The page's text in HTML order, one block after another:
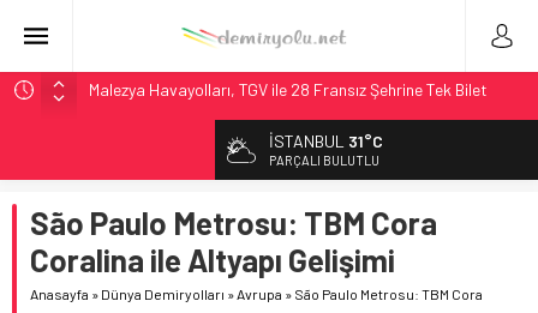
Malezya Havayolları, TGV ile 28 Fransız Şehrine Tek Bilet
ÖBB ve RFI’dan Brenner’da 15 Günlük Bakım: Tren Seferleri
NS, Temmuz 2026’dan İtibaren Koltukta Bagaja Kalıcı
Yasak, Ceza Yok
Madrid Atocha’da 56 Milyon Euro’luk Yenileme: Sol Tüneli
%33 Kapasite Artışı
İngiltere Demiryolunda Tarihi Entegrasyon: GBR Anglia
İSTANBUL 31°C
PARÇALI BULUTLU
São Paulo Metrosu: TBM Cora
Coralina ile Altyapı Gelişimi
Anasayfa » Dünya Demiryolları »Avrupa » São Paulo Metrosu: TBM Cora